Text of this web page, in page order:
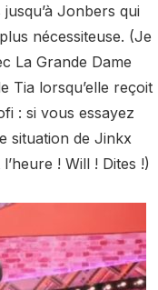
Jonbers qui
nécessiteuse. (Je
La Grande Dame
Tia lorsqu’elle reçoit
: si vous essayez
situation de Jinkx
! Will ! Dites !)